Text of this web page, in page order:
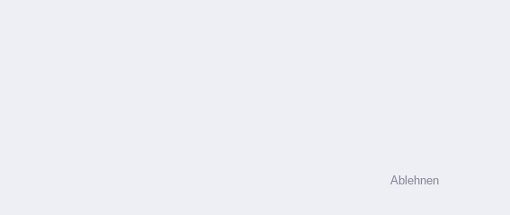
Ablehnen